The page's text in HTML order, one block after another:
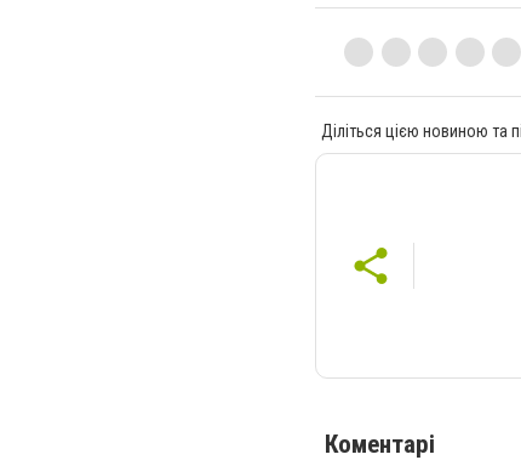
Діліться цією новиною та
Коментарі